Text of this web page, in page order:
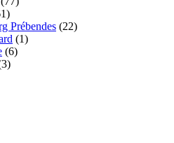
Prébendes (22)
(1)
(6)